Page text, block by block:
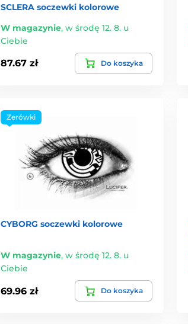
SCLERA soczewki kolorowe
W magazynie, w środę 12. 8. u
Ciebie
87.67 zł Do koszyka
Zerówki
CYBORG soczewki kolorowe
W magazynie, w środę 12. 8. u
Ciebie
69.96 zł Do koszyka